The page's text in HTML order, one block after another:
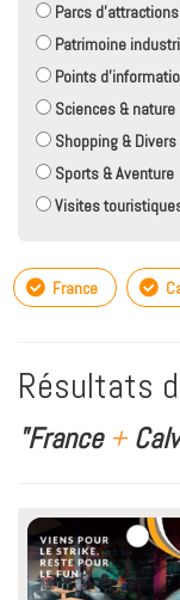
Parcs d'attractions
Patrimoine
Points
Sciences & nature
Shopping & Divers
Sports & Aventure
Visites
France
Résultats
"France +